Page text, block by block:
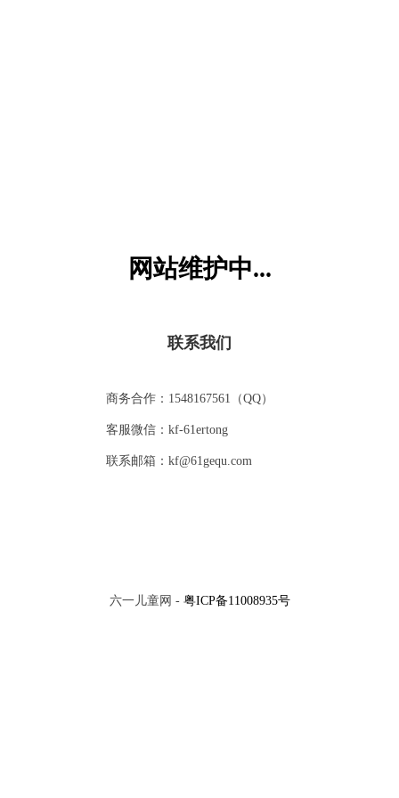
网站维护中...
联系我们
商务合作：1548167561（QQ）
客服微信：kf-61ertong
联系邮箱：kf@61gequ.com
六一儿童网 - 粤ICP备11008935号